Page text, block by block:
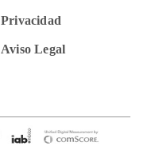
Privacidad
Aviso Legal